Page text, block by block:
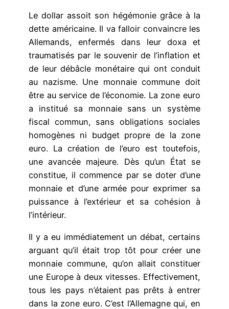
Le dollar assoit son hégémonie grâce à la
dette américaine. Il va falloir convaincre les
Allemands, enfermés dans leur doxa et
traumatisés par le souvenir de l’inflation et
de leur débâcle monétaire qui ont conduit
au nazisme. Une monnaie commune doit
être au service de l’économie. La zone euro
a institué sa monnaie sans un système
fiscal commun, sans obligations sociales
homogènes ni budget propre de la zone
euro. La création de l’euro est toutefois,
une avancée majeure. Dès qu’un État se
constitue, il commence par se doter d’une
monnaie et d’une armée pour exprimer sa
puissance à l’extérieur et sa cohésion à
l’intérieur.
Il y a eu immédiatement un débat, certains
arguant qu’il était trop tôt pour créer une
monnaie commune, qu’on allait constituer
une Europe à deux vitesses. Effectivement,
tous les pays n’étaient pas prêts à entrer
dans la zone euro. C’est l’Allemagne qui, en